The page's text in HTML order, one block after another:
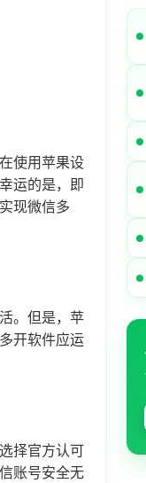
使用苹果设
运的是，即
现微信多
。但是，苹
开软件应运
择官方认可
账号安全无